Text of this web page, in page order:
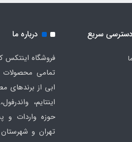
دسترسی سریع درباره ما
فروشگاه
تمامی محصولات
ابی از برندهای
اینتایم،
حوزه واردات و
تهران و